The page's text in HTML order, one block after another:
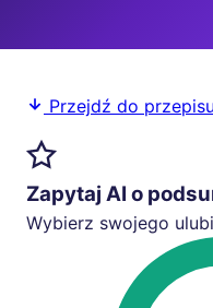
Przejdź do przepisu
Zapytaj AI o
Wybierz swojego